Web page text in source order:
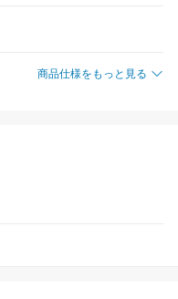
商品仕様をもっと見る